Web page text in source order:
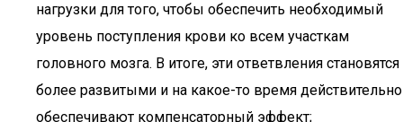
нагрузки для того, чтобы обеспечить необходимый
уровень поступления крови ко всем участкам
головного мозга. В итоге, эти ответвления становятся
более развитыми и на какое-то время действительно
обеспечивают компенсаторный эффект;